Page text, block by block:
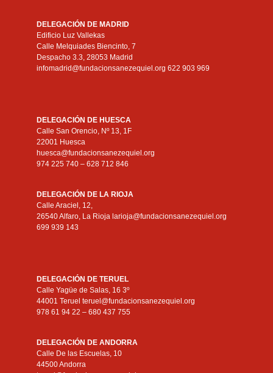
DELEGACIÓN DE MADRID
Edificio Luz Vallekas
Calle Melquiades Biencinto, 7
Despacho 3.3, 28053 Madrid
infomadrid@fundacionsanezequiel.org 622 903 969
DELEGACIÓN DE HUESCA
Calle San Orencio, Nº 13, 1F
22001 Huesca
huesca@fundacionsanezequiel.org
974 225 740 – 628 712 846
DELEGACIÓN DE LA RIOJA
Calle Araciel, 12,
26540 Alfaro, La Rioja larioja@fundacionsanezequiel.org
699 939 143
DELEGACIÓN DE TERUEL
Calle Yagüe de Salas, 16 3º
44001 Teruel teruel@fundacionsanezequiel.org
978 61 94 22 – 680 437 755
DELEGACIÓN DE ANDORRA
Calle De las Escuelas, 10
44500 Andorra